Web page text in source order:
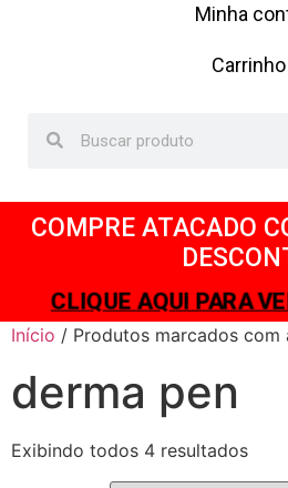
Minha
Carrinho
COMPRE ATACADO
CLIQUE AQUI PARA
Início / Produtos marcados com
derma pen
Exibindo todos 4 resultados